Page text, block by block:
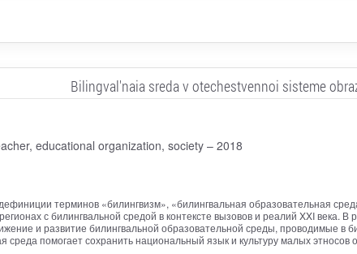
Bilingval'naia sreda v otechestvennoi sisteme
educational organization, society – 2018
терминов «билингвизм», «билингвальная образовательная
с билингвальной средой в контексте вызовов и реалий XXI века.
и развитие билингвальной образовательной среды, проводимые в
среда помогает сохранить национальный язык и культуру малых